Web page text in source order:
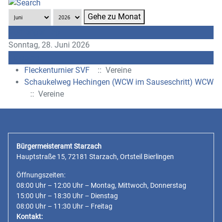
Gehe zu Monat
Sonntag, 28. Juni 2026
Fleckenturnier SVF
:: Vereine
Schaukelweg Hechingen (WCW im Sauseschritt) WCW
:: Vereine
Bürgermeisteramt Starzach
Hauptstraße 15, 72181 Starzach, Ortsteil Bierlingen
Öffnungszeiten:
08:00 Uhr – 12:00 Uhr – Montag, Mittwoch, Donnerstag
15:00 Uhr – 18:30 Uhr – Dienstag
08:00 Uhr – 11:30 Uhr – Freitag
Kontakt: